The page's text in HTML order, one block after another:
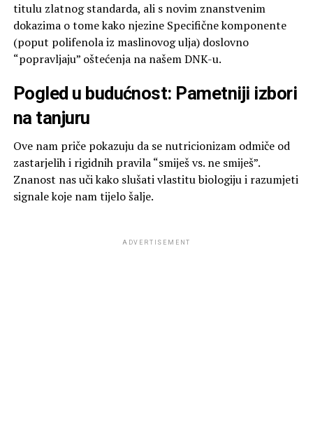
titulu zlatnog standarda, ali s novim znanstvenim
dokazima o tome kako njezine Specifične komponente
(poput polifenola iz maslinovog ulja) doslovno
“popravljaju” oštećenja na našem DNK-u.
Pogled u budućnost: Pametniji izbori
na tanjuru
Ove nam priče pokazuju da se nutricionizam odmiče od
zastarjelih i rigidnih pravila “smiješ vs. ne smiješ”.
Znanost nas uči kako slušati vlastitu biologiju i razumjeti
signale koje nam tijelo šalje.
ADVERTISEMENT